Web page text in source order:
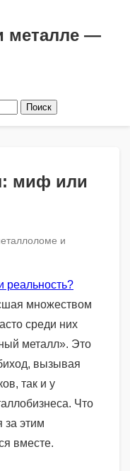
металле —
миф или
и
множеством
среди них
металл». Это
вызывая
так и у
Что
за этим
вместе.